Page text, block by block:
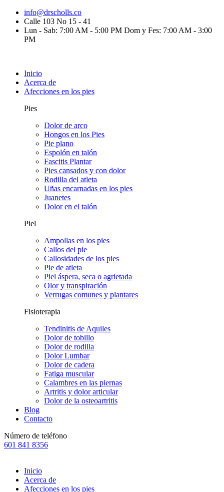
info@drscholls.co
Calle 103 No 15 - 41
Lun - Sab: 7:00 AM - 5:00 PM Dom y Fes: 7:00 AM - 3:00
PM
Inicio
Acerca de
Afecciones en los pies
Pies
Dolor de arco
Hongos en los Pies
Pie plano
Espolón en talón
Fascitis Plantar
Pies cansados y con dolor
Rodilla del atleta
Uñas encarnadas en los pies
Juanetes
Dolor en el talón
Piel
Ampollas en los pies
Callos del pie
Callosidades de los pies
Pie de atleta
Piel áspera, seca o agrietada
Olor y transpiración
Verrugas comunes y plantares
Fisioterapia
Tendinitis de Aquiles
Dolor de tobillo
Dolor de rodilla
Dolor Lumbar
Dolor de cadera
Fatiga muscular
Calambres en las piernas
Artritis y dolor articular
Dolor de la osteoartritis
Blog
Contacto
Número de teléfono
601 841 8356
Inicio
Acerca de
Afecciones en los pies